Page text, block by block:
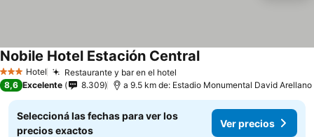
3 Estrellas
Hotel Restaurante y bar en el hotel
Nobile Hotel Estación Central
8,6 Excelente 8.309 a 9.5 km de: Estadio Monumental David Arellano
Seleccioná las fechas para ver los
precios exactos
Ver precios